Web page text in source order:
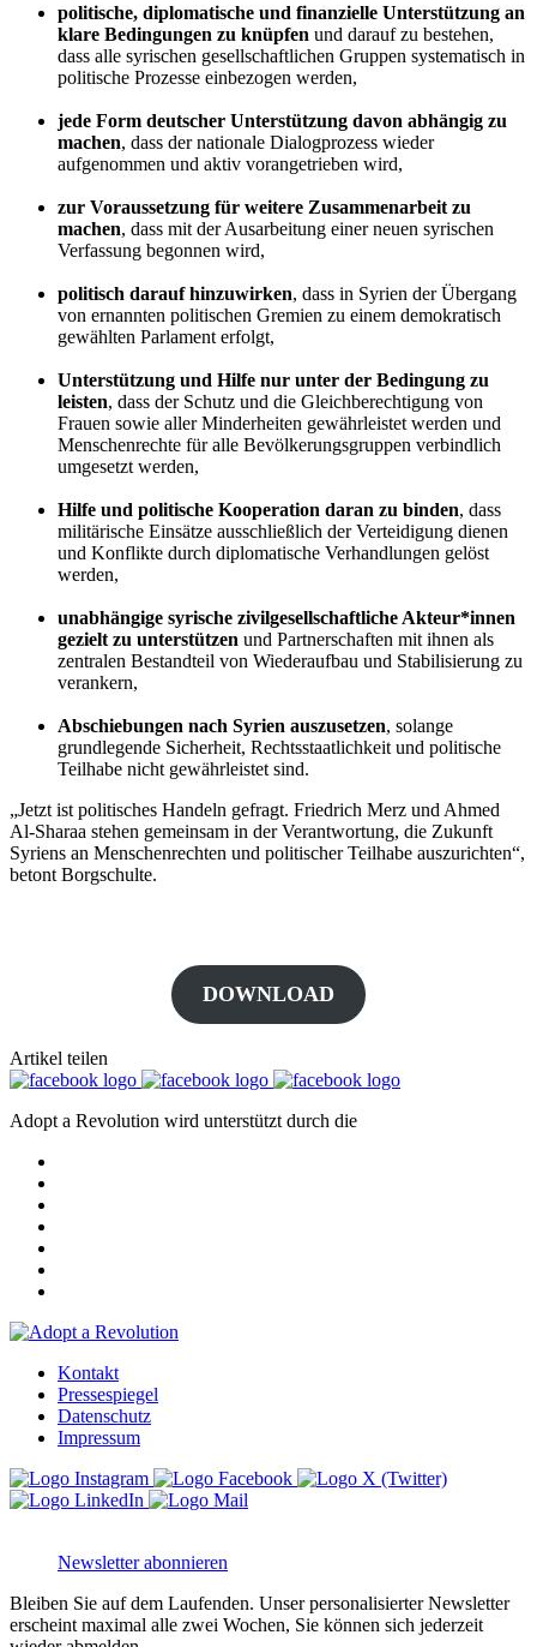
politische, diplomatische und finanzielle Unterstützung an
klare Bedingungen zu knüpfen und darauf zu bestehen,
dass alle syrischen gesellschaftlichen Gruppen systematisch in
politische Prozesse einbezogen werden,
jede Form deutscher Unterstützung davon abhängig zu
machen, dass der nationale Dialogprozess wieder
aufgenommen und aktiv vorangetrieben wird,
zur Voraussetzung für weitere Zusammenarbeit zu
machen, dass mit der Ausarbeitung einer neuen syrischen
Verfassung begonnen wird,
politisch darauf hinzuwirken, dass in Syrien der Übergang
von ernannten politischen Gremien zu einem demokratisch
gewählten Parlament erfolgt,
Unterstützung und Hilfe nur unter der Bedingung zu
leisten, dass der Schutz und die Gleichberechtigung von
Frauen sowie aller Minderheiten gewährleistet werden und
Menschenrechte für alle Bevölkerungsgruppen verbindlich
umgesetzt werden,
Hilfe und politische Kooperation daran zu binden, dass
militärische Einsätze ausschließlich der Verteidigung dienen
und Konflikte durch diplomatische Verhandlungen gelöst
werden,
unabhängige syrische zivilgesellschaftliche Akteur*innen
gezielt zu unterstützen und Partnerschaften mit ihnen als
zentralen Bestandteil von Wiederaufbau und Stabilisierung zu
verankern,
Abschiebungen nach Syrien auszusetzen, solange
grundlegende Sicherheit, Rechtsstaatlichkeit und politische
Teilhabe nicht gewährleistet sind.
„Jetzt ist politisches Handeln gefragt. Friedrich Merz und Ahmed
Al-Sharaa stehen gemeinsam in der Verantwortung, die Zukunft
Syriens an Menschenrechten und politischer Teilhabe auszurichten“,
betont Borgschulte.
DOWNLOAD
Artikel teilen
Adopt a Revolution wird unterstützt durch die
Kontakt
Pressespiegel
Datenschutz
Impressum
Newsletter abonnieren
Bleiben Sie auf dem Laufenden. Unser personalisierter Newsletter
erscheint maximal alle zwei Wochen, Sie können sich jederzeit